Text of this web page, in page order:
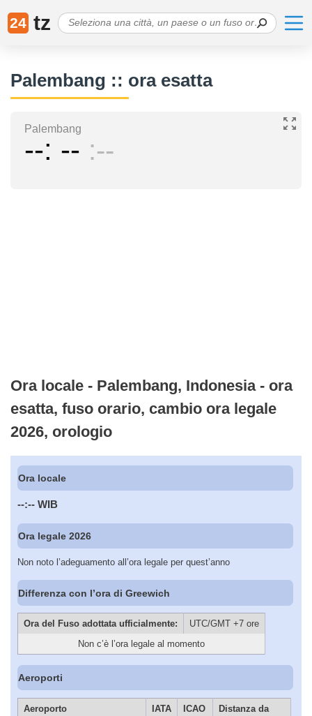
24 tz
Palembang :: ora esatta
Palembang
-- -- --
Ora locale - Palembang, Indonesia - ora
esatta, fuso orario, cambio ora legale
2026, orologio
Ora locale
--:-- WIB
Ora legale 2026
Non noto l’adeguamento all’ora legale per quest’anno
Differenza con l’ora di Greewich
Ora del Fuso adottata ufficialmente:
UTC/GMT +7 ore
Non c’è l’ora legale al momento
Aeroporti
Aeroporto IATA ICAO
Distanza da